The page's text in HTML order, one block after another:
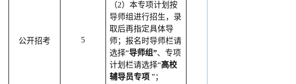
公开招考 5
（2）本专项计划按
导师组进行招生，录
取后再指定具体导
师；报名时导师栏请
选择“导师组”、专项
计划栏请选择“高校
辅导员专项 ”；